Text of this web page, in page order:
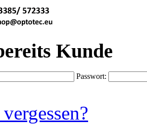
Kunde
Passwort: